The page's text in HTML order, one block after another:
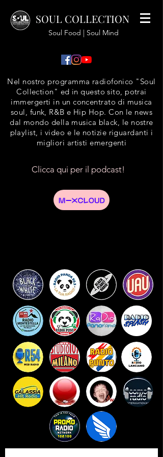
SOUL COLLECTION
Soul Food | Soul Mind
Nel nostro programma radiofonico "Soul
Collection" ed in questo sito, potrai
immergerti in un concentrato di musica
soul, funk, R&B e Hip Hop. Con le news
dal mondo della musica black, le nostre
playlist, i video e le notizie riguardanti i
migliori artisti emergenti
Clicca qui per il podcast!